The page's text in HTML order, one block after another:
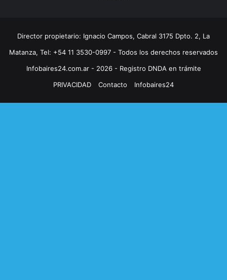
Director propietario: Ignacio Campos, Cabral 3175 Dpto. 2, La
Matanza, Tel: +54 11 3530-0997 - Todos los derechos reservados
Infobaires24.com.ar - 2026 - Registro DNDA en trámite
PRIVACIDAD
Contacto Infobaires24